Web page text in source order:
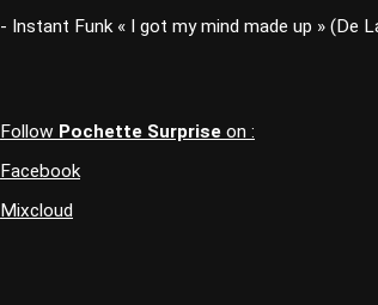
- Instant Funk « I got my mind made up » (De
Follow Pochette Surprise on :
Facebook
Mixcloud